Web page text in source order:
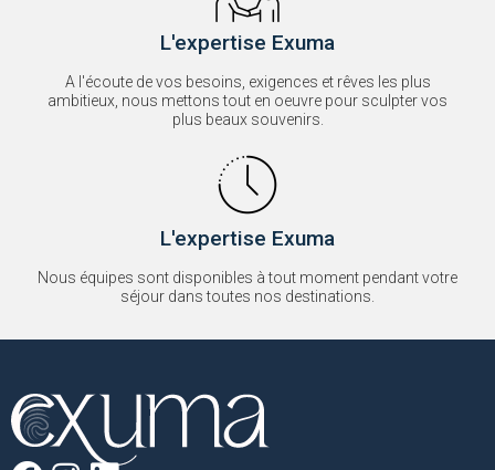
L'expertise Exuma
A l'écoute de vos besoins, exigences et rêves les plus
ambitieux, nous mettons tout en oeuvre pour sculpter vos
plus beaux souvenirs.
L'expertise Exuma
Nous équipes sont disponibles à tout moment pendant votre
séjour dans toutes nos destinations.